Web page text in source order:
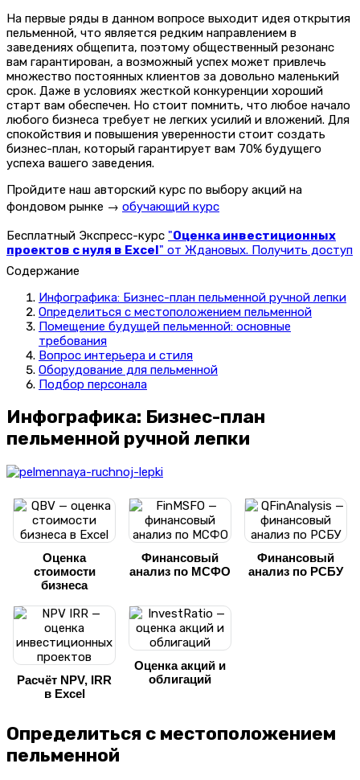
На первые ряды в данном вопросе выходит идея открытия
пельменной, что является редким направлением в
заведениях общепита, поэтому общественный резонанс
вам гарантирован, а возможный успех может привлечь
множество постоянных клиентов за довольно маленький
срок. Даже в условиях жесткой конкуренции хороший
старт вам обеспечен. Но стоит помнить, что любое начало
любого бизнеса требует не легких усилий и вложений. Для
спокойствия и повышения уверенности стоит создать
бизнес-план, который гарантирует вам 70% будущего
успеха вашего заведения.
Пройдите наш авторский курс по выбору акций на
фондовом рынке → обучающий курс
Бесплатный Экспресс-курс "Оценка инвестиционных
проектов с нуля в Excel" от Ждановых. Получить доступ
Содержание
Инфографика: Бизнес-план пельменной ручной лепки
Определиться с местоположением пельменной
Помещение будущей пельменной: основные
требования
Вопрос интерьера и стиля
Оборудование для пельменной
Подбор персонала
Инфографика: Бизнес-план
пельменной ручной лепки
Оценка
стоимости
бизнеса
Финансовый
анализ по МСФО
Финансовый
анализ по РСБУ
Расчёт NPV, IRR
в Excel
Оценка акций и
облигаций
Определиться с местоположением
пельменной